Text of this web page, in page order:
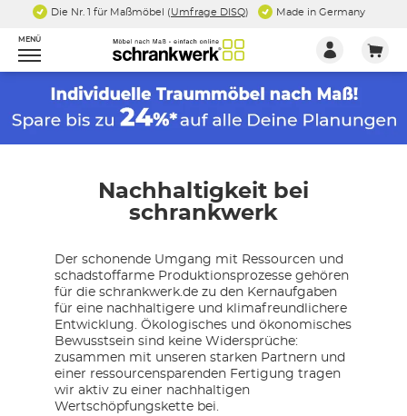
Die Nr. 1 für Maßmöbel (Umfrage DISQ) Made in Germany
MENÜ
Nachhaltigkeit bei
schrankwerk
Der schonende Umgang mit Ressourcen und
schadstoffarme Produktionsprozesse gehören
für die schrankwerk.de zu den Kernaufgaben
für eine nachhaltigere und klimafreundlichere
Entwicklung. Ökologisches und ökonomisches
Bewusstsein sind keine Widersprüche:
zusammen mit unseren starken Partnern und
einer ressourcensparenden Fertigung tragen
wir aktiv zu einer nachhaltigen
Wertschöpfungskette bei.